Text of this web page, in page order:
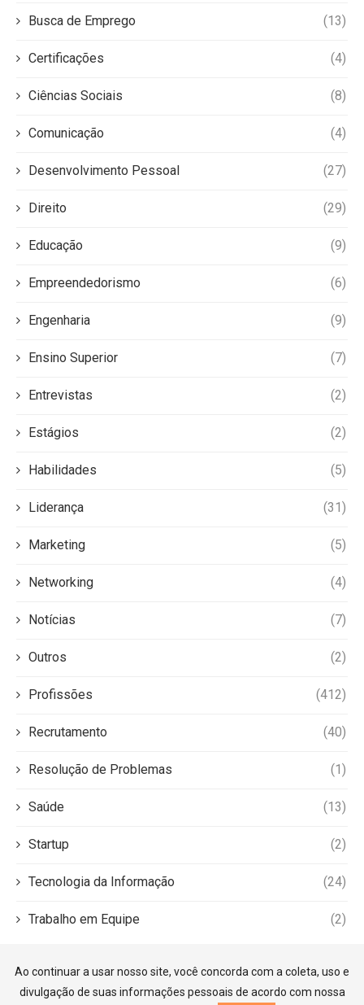
Busca de Emprego (13)
Certificações (4)
Ciências Sociais (8)
Comunicação (4)
Desenvolvimento Pessoal (27)
Direito (29)
Educação (9)
Empreendedorismo (6)
Engenharia (9)
Ensino Superior (7)
Entrevistas (2)
Estágios (2)
Habilidades (5)
Liderança (31)
Marketing (5)
Networking (4)
Notícias (7)
Outros (2)
Profissões (412)
Recrutamento (40)
Resolução de Problemas (1)
Saúde (13)
Startup (2)
Tecnologia da Informação (24)
Trabalho em Equipe (2)
Ao continuar a usar nosso site, você concorda com a coleta, uso e
divulgação de suas informações pessoais de acordo com nossa